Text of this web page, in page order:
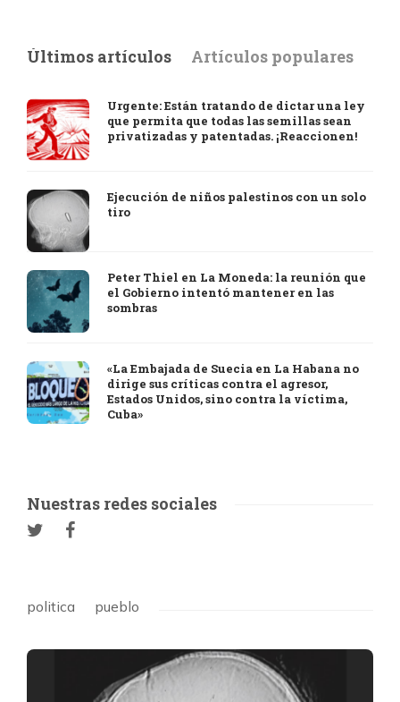
Últimos artículos Artículos populares
Urgente: Están tratando de dictar una ley
que permita que todas las semillas sean
privatizadas y patentadas. ¡Reaccionen!
Ejecución de niños palestinos con un solo
tiro
Peter Thiel en La Moneda: la reunión que
el Gobierno intentó mantener en las
sombras
«La Embajada de Suecia en La Habana no
dirige sus críticas contra el agresor,
Estados Unidos, sino contra la víctima,
Cuba»
Nuestras redes sociales
politica pueblo